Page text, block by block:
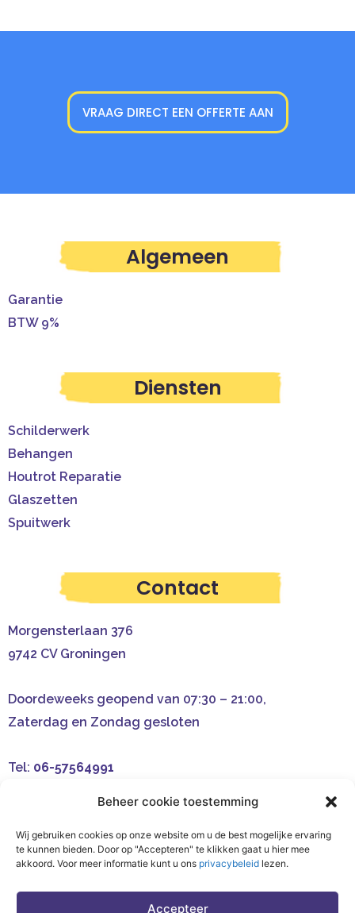
Beheer cookie toestemming
Wij gebruiken cookies op onze website om u de best mogelijke ervaring
te kunnen bieden. Door op "Accepteren" te klikken gaat u hier mee
akkoord. Voor meer informatie kunt u ons privacybeleid lezen.
Accepteer
VRAAG DIRECT EEN OFFERTE AAN
Algemeen
Garantie
BTW 9%
Diensten
Schilderwerk
Behangen
Houtrot Reparatie
Glaszetten
Spuitwerk
Contact
Morgensterlaan 376
9742 CV Groningen
Doordeweeks geopend van 07:30 – 21:00,
Zaterdag en Zondag gesloten
Tel: 06-57564991